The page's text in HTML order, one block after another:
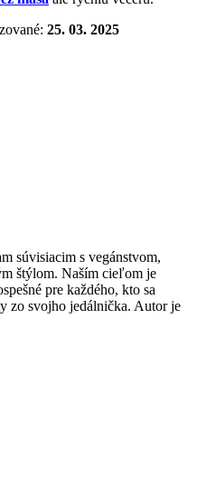
25. 03. 2025
súvisiacim s vegánstvom,
štýlom. Naším cieľom je
pre každého, kto sa
zo svojho jedálnička. Autor je